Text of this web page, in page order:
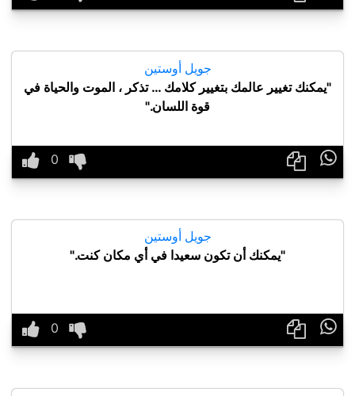
جويل أوستين
"يمكنك تغيير عالمك بتغيير كلامك … تذكر ، الموت والحياة في
قوة اللسان."

جويل أوستين
"يمكنك أن تكون سعيدا في أي مكان كنت."
